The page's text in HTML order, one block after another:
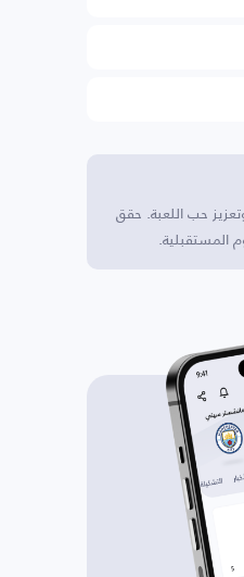
حب اللعبة. حقق
المستقبلية.